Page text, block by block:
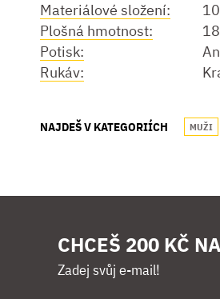
Materiálové složení:
Plošná hmotnost:
Potisk:
Rukáv:
NAJDEŠ V KATEGORIÍCH MUŽI
CHCEŠ 200 KČ
Zadej svůj e-mail!